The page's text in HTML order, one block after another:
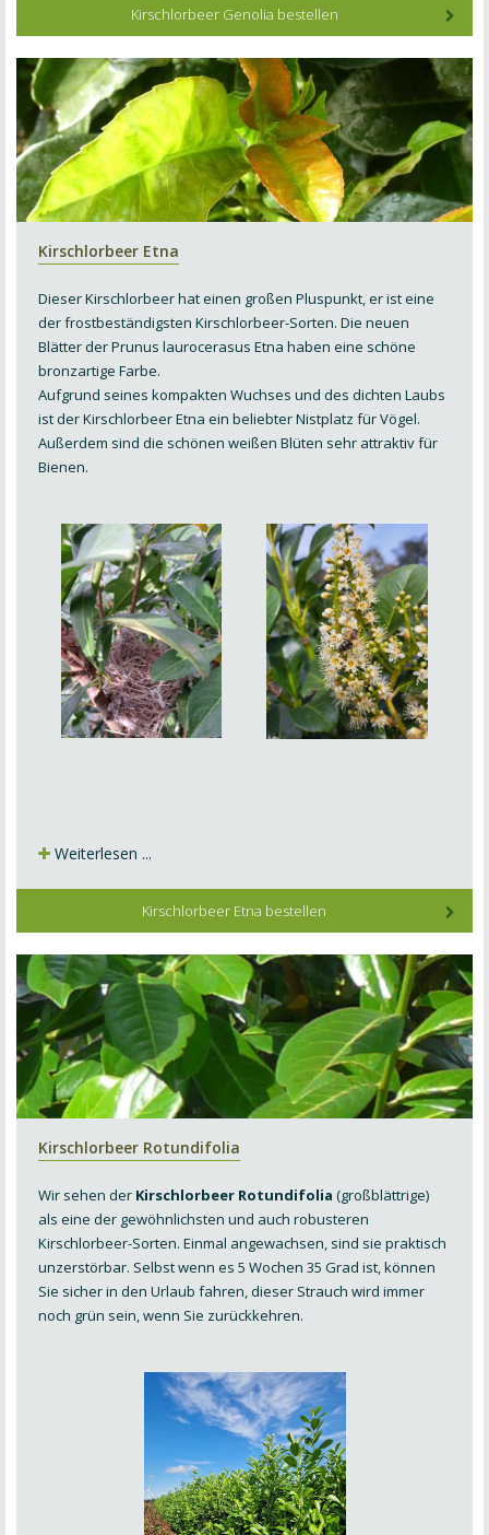
Kirschlorbeer Genolia bestellen
Kirschlorbeer Etna
Dieser Kirschlorbeer hat einen großen Pluspunkt, er ist eine
der frostbeständigsten Kirschlorbeer-Sorten. Die neuen
Blätter der Prunus laurocerasus Etna haben eine schöne
bronzartige Farbe.
Aufgrund seines kompakten Wuchses und des dichten Laubs
ist der Kirschlorbeer Etna ein beliebter Nistplatz für Vögel.
Außerdem sind die schönen weißen Blüten sehr attraktiv für
Bienen.
Weiterlesen ...
Kirschlorbeer Etna bestellen
Kirschlorbeer Rotundifolia
Wir sehen der Kirschlorbeer Rotundifolia (großblättrige)
als eine der gewöhnlichsten und auch robusteren
Kirschlorbeer-Sorten. Einmal angewachsen, sind sie praktisch
unzerstörbar. Selbst wenn es 5 Wochen 35 Grad ist, können
Sie sicher in den Urlaub fahren, dieser Strauch wird immer
noch grün sein, wenn Sie zurückkehren.